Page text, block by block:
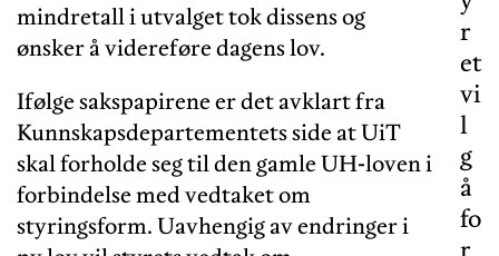
r
et
vi
l
g
å
fo
r
mindretall i utvalget tok dissens og
ønsker å videreføre dagens lov.
Ifølge sakspapirene er det avklart fra
Kunnskapsdepartementets side at UiT
skal forholde seg til den gamle UH-loven i
forbindelse med vedtaket om
styringsform. Uavhengig av endringer i